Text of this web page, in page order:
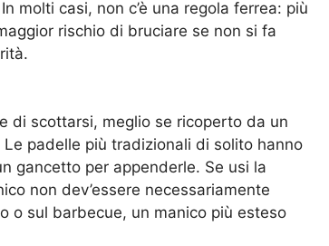
molti casi, non c’è una regola ferrea: più
rischio di bruciare se non si fa
di scottarsi, meglio se ricoperto da un
padelle più tradizionali di solito hanno
gancetto per appenderle. Se usi la
non dev’essere necessariamente
o sul barbecue, un manico più esteso